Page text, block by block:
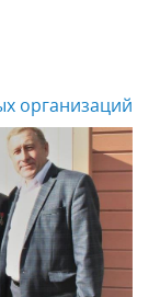
организаций